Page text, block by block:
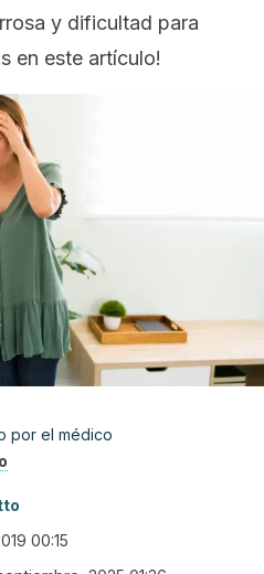
y dificultad para
en este artículo!
por el médico
00:15